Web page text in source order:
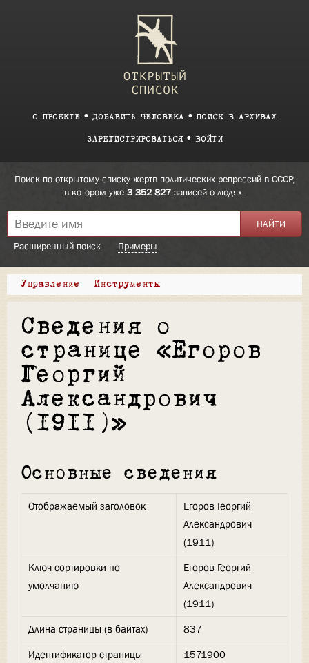
О ПРОЕКТЕ ДОБАВИТЬ ЧЕЛОВЕКА ПОИСК В АРХИВАХ
ЗАРЕГИСТРИРОВАТЬСЯ ВОЙТИ
Поиск по открытому списку жертв политических репрессий в СССР,
в котором уже 3 352 827 записей о людях.
Расширенный поиск Примеры
Управление Инструменты
Сведения о
странице «Егоров
Георгий
Александрович
(1911)»
Основные сведения
Отображаемый заголовок
Егоров Георгий
Александрович
(1911)
Ключ сортировки по
умолчанию
Егоров Георгий
Александрович
(1911)
Длина страницы (в байтах)
837
Идентификатор страницы
1571900